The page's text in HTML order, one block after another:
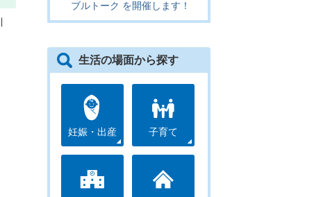
ブルトーク を開催します！
生活の場面から探す
妊娠・出産 子育て